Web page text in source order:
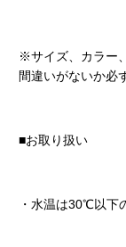
※サイズ、カラー
間違いがないか必
■お取り扱い
・水温は30℃以下